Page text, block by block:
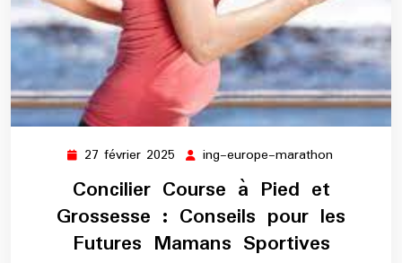
27 février 2025 27
2025
ing-europe-marathon
Concilier Course à Pied et
Grossesse : Conseils pour les
Futures Mamans Sportives